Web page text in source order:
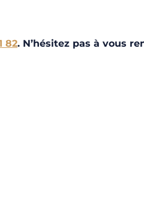
82. N’hésitez pas à vous